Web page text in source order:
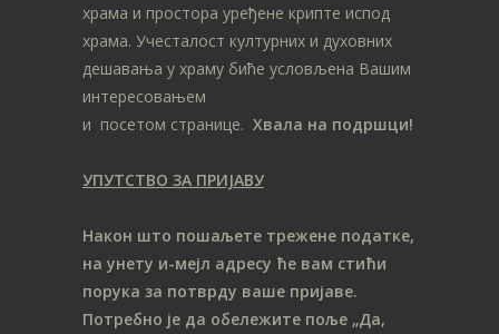
храма и простора уређене крипте испод
храма. Учесталост културних и духовних
дешавања у храму биће условљена Вашим
интересовањем
и посетом странице. Хвала на подршци!
УПУТСТВО ЗА ПРИЈАВУ
Након што пошаљете трежене податке,
на унету и-мејл адресу ће вам стићи
порука за потврду ваше пријаве.
Потребно је да обележите поље „Да,